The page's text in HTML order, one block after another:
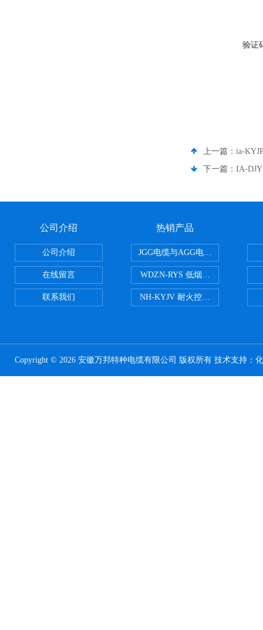
验证
上一篇： ia-
下一篇： IA-
公司介绍
公司介绍
在线留言
联系我们
热销产品
JGG电缆与AGG电缆有什么区别
WDZN-RYS 低烟无卤耐火双绞线
NH-KYJV 耐火控制电缆
Copyright © 2026 安徽万邦特种电缆有限公司 版权所有 技术支持：